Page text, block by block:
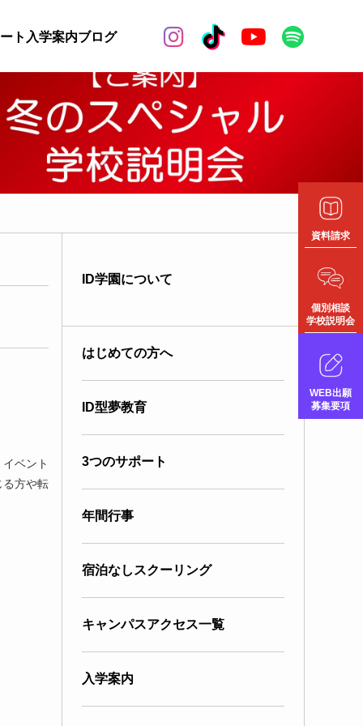
ト 入学案内ブログ  
資料請求
個別相談
学校説明会
WEB出願
募集要項
ベント
る方や転
ID学園について
はじめての方へ
ID型夢教育
3つのサポート
年間行事
宿泊なしスクーリング
キャンパスアクセス一覧
入学案内